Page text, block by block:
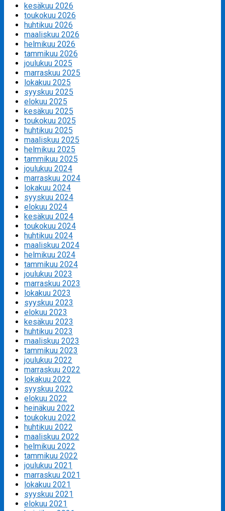
kesäkuu 2026
toukokuu 2026
huhtikuu 2026
maaliskuu 2026
helmikuu 2026
tammikuu 2026
joulukuu 2025
marraskuu 2025
lokakuu 2025
syyskuu 2025
elokuu 2025
kesäkuu 2025
toukokuu 2025
huhtikuu 2025
maaliskuu 2025
helmikuu 2025
tammikuu 2025
joulukuu 2024
marraskuu 2024
lokakuu 2024
syyskuu 2024
elokuu 2024
kesäkuu 2024
toukokuu 2024
huhtikuu 2024
maaliskuu 2024
helmikuu 2024
tammikuu 2024
joulukuu 2023
marraskuu 2023
lokakuu 2023
syyskuu 2023
elokuu 2023
kesäkuu 2023
huhtikuu 2023
maaliskuu 2023
tammikuu 2023
joulukuu 2022
marraskuu 2022
lokakuu 2022
syyskuu 2022
elokuu 2022
heinäkuu 2022
toukokuu 2022
huhtikuu 2022
maaliskuu 2022
helmikuu 2022
tammikuu 2022
joulukuu 2021
marraskuu 2021
lokakuu 2021
syyskuu 2021
elokuu 2021